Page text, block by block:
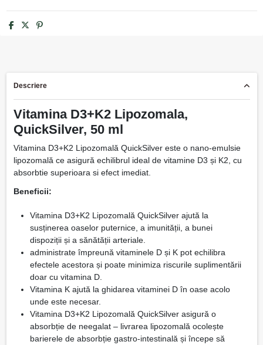
Descriere
Vitamina D3+K2 Lipozomala,
QuickSilver, 50 ml
Vitamina D3+K2 Lipozomală QuickSilver este o nano-emulsie
lipozomală ce asigură echilibrul ideal de vitamine D3 și K2, cu
absorbtie superioara si efect imediat.
Beneficii:
Vitamina D3+K2 Lipozomală QuickSilver ajută la
susținerea oaselor puternice, a imunității, a bunei
dispoziții și a sănătății arteriale.
administrate împreună vitaminele D și K pot echilibra
efectele acestora și poate minimiza riscurile suplimentării
doar cu vitamina D.
Vitamina K ajută la ghidarea vitaminei D în oase acolo
unde este necesar.
Vitamina D3+K2 Lipozomală QuickSilver asigură o
absorbție de neegalat – livrarea lipozomală ocolește
barierele de absorbție gastro-intestinală și începe să